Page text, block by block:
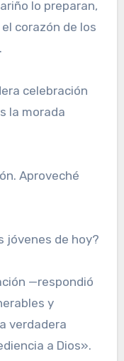
lo preparan,
corazón de los
celebración
la morada
Aproveché
jóvenes de hoy?
—respondió
y
verdadera
a Dios».